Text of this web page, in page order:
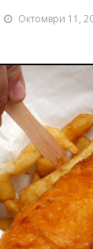
Октомври 11,